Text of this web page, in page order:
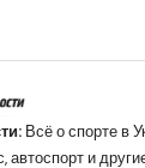
Всё о спорте в
автоспорт и